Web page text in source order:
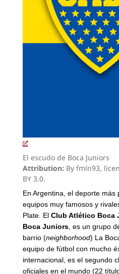
El escudo de Boca Juniors
Attribution: By fmln93,
BY 3.0.
En Argentina, el deporte más
equipos muy famosos y
Plate. El Club Atlético Boca
Boca Juniors, es un grupo
barrio (neighborhood) La
equipo de fútbol con mucho
internacional, es el segundo
oficiales en el mundo (22